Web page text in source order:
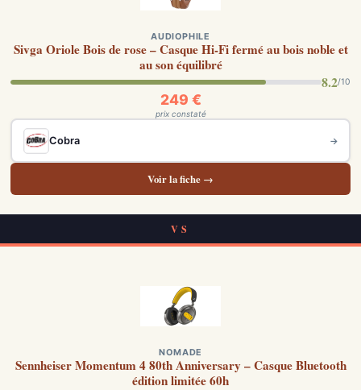
AUDIOPHILE
Sivga Oriole Bois de rose – Casque Hi-Fi fermé au bois noble et
au son équilibré
8.2/10
249 €
prix constaté
Cobra →
Voir la fiche →
VS
NOMADE
Sennheiser Momentum 4 80th Anniversary – Casque Bluetooth
édition limitée 60h